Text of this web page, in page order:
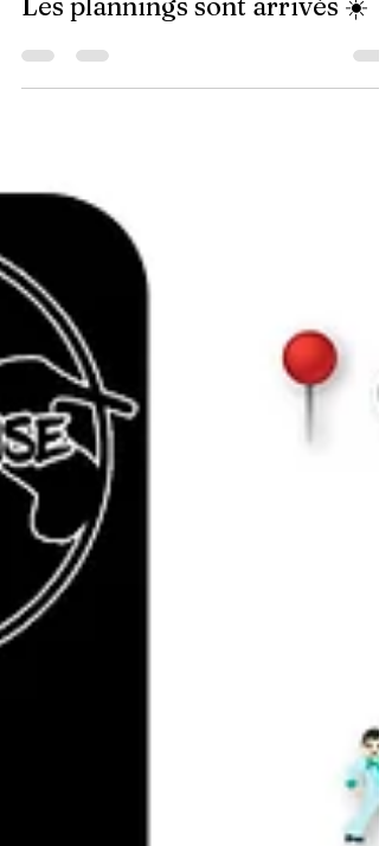
Les plannings sont arrivés ☀️